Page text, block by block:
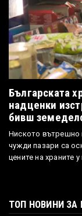
Българската
надценки
бивш
Ниското вътрешно
чужди пазари са
цените на храните у
ТОП НОВИНИ ЗА